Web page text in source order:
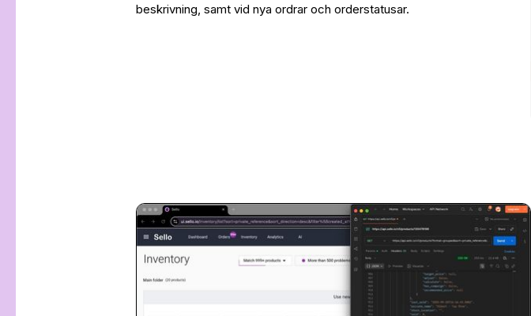
beskrivning, samt vid nya ordrar och orderstatusar.